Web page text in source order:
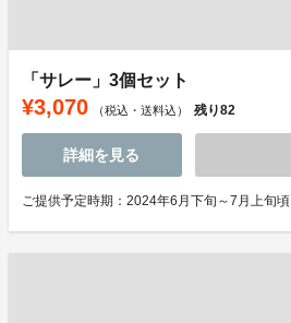
「サレー」3個セット
¥3,070 （税込・送料込） 残り82
詳細を見る
ご提供予定時期：2024年6月下旬～7月上旬頃